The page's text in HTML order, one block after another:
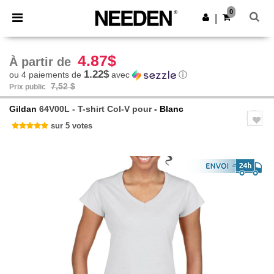
× Appli Needen
Meilleurs prix sur l’app !
Obtenir l'appli
0
À partir de 4.87$
ou 4 paiements de 1.22$avec ⓘ
Prix public 7,52 $
Gildan 64V00L - T-shirt Col-V pour- Blanc
sur 5 votes